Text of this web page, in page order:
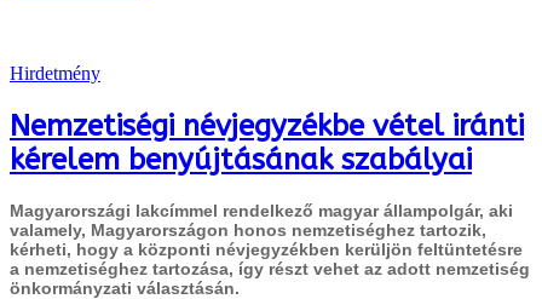
Hirdetmény
Nemzetiségi névjegyzékbe vétel iránti
kérelem benyújtásának szabályai
Magyarországi lakcímmel rendelkező magyar állampolgár, aki
valamely, Magyarországon honos nemzetiséghez tartozik,
kérheti, hogy a központi névjegyzékben kerüljön feltüntetésre
a nemzetiséghez tartozása, így részt vehet az adott nemzetiség
önkormányzati választásán.